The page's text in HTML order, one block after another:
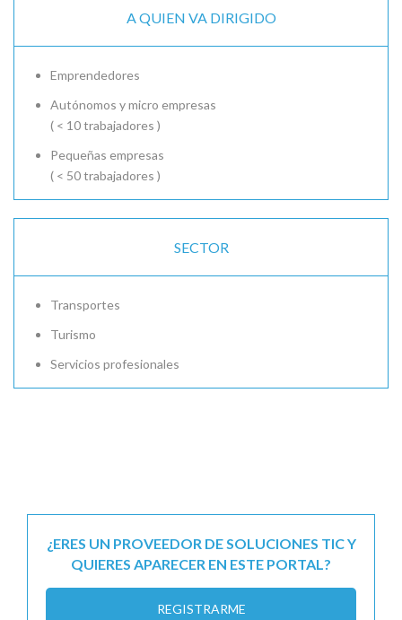
A QUIEN VA DIRIGIDO
Emprendedores
Autónomos y micro empresas
( < 10 trabajadores )
Pequeñas empresas
( < 50 trabajadores )
SECTOR
Transportes
Turismo
Servicios profesionales
¿ERES UN PROVEEDOR DE SOLUCIONES TIC Y
QUIERES APARECER EN ESTE PORTAL?
REGISTRARME